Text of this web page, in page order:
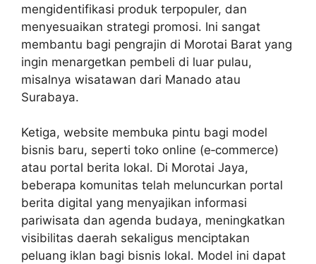
mengidentifikasi produk terpopuler, dan
menyesuaikan strategi promosi. Ini sangat
membantu bagi pengrajin di Morotai Barat yang
ingin menargetkan pembeli di luar pulau,
misalnya wisatawan dari Manado atau
Surabaya.
Ketiga, website membuka pintu bagi model
bisnis baru, seperti toko online (e‑commerce)
atau portal berita lokal. Di Morotai Jaya,
beberapa komunitas telah meluncurkan portal
berita digital yang menyajikan informasi
pariwisata dan agenda budaya, meningkatkan
visibilitas daerah sekaligus menciptakan
peluang iklan bagi bisnis lokal. Model ini dapat